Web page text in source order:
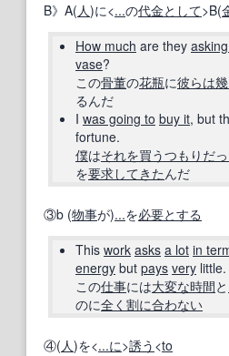
B》A(人)に<...の代金として>B(
How much are they
vase?
この骨董の花瓶に彼らは
るんだ
I was going to buy it, but
fortune.
僕はそれを買うつもりだ
を要求してきたんだ
③b (物事が)...を必要とする
This work asks a lot in
energy but pays very little.
この仕事には大変な時間と
のに全く 割に合わない
④(人)を<...に>誘う <to